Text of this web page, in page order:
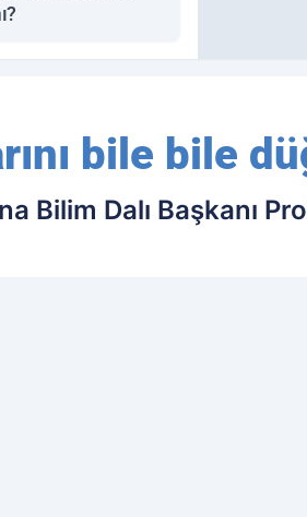
bile bile
Bilim Dalı Başkanı